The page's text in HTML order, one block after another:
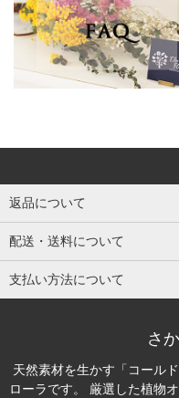
返品について
配送・送料について
支払い方法について
さ
天然素材を生かす「コール
ローラです。 厳選した植物